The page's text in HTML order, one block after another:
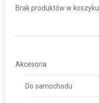
Brak produktów w koszyku.
Akcesoria
Do samochodu